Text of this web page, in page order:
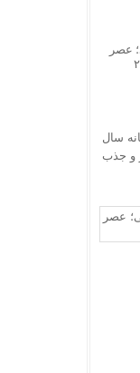
عصر
سال
و جذب